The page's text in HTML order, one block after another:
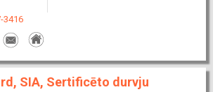
3416
SIA, Sertificēto durvju